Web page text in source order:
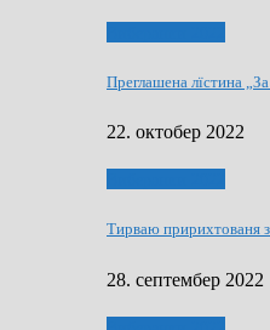
Преглашена лїстина
22. октобер 2022
Тирваю пририхтованя
28. септембер 2022